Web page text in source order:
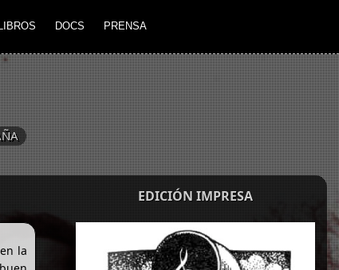
LIBROS DOCS PRENSA
la
EDICIÓN IMPRESA